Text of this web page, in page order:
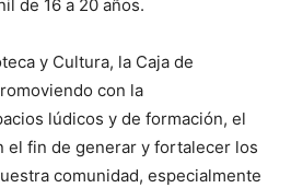
de 16 a 20 años.
y Cultura, la Caja de
con la
lúdicos y de formación, el
el fin de generar y fortalecer los
comunidad, especialmente